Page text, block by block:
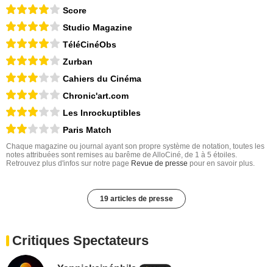
Score
Studio Magazine
TéléCinéObs
Zurban
Cahiers du Cinéma
Chronic'art.com
Les Inrockuptibles
Paris Match
Chaque magazine ou journal ayant son propre système de notation, toutes les
notes attribuées sont remises au barême de AlloCiné, de 1 à 5 étoiles.
Retrouvez plus d'infos sur notre page Revue de presse pour en savoir plus.
19 articles de presse
Critiques Spectateurs